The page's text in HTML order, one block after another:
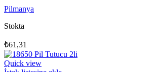
Pilmanya
Stokta
₺61,31
Quick view